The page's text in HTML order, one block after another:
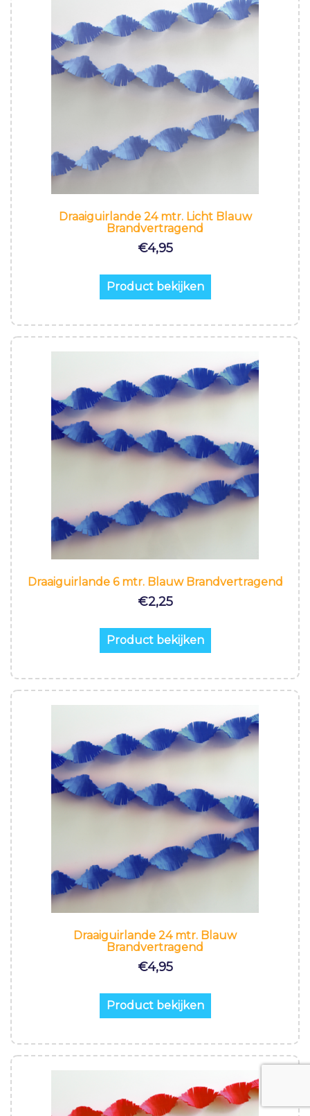
Draaiguirlande 24 mtr. Licht Blauw
Brandvertragend
€4,95
Product bekijken
Draaiguirlande 6 mtr. Blauw Brandvertragend
€2,25
Product bekijken
Draaiguirlande 24 mtr. Blauw
Brandvertragend
€4,95
Product bekijken